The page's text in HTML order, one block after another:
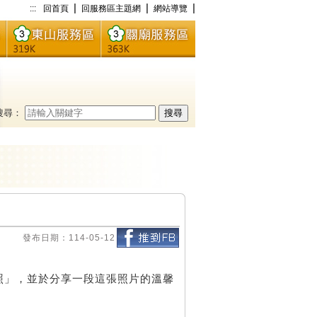
::: 回首頁 | 回服務區主題網 | 網站導覽 |
尋： 搜尋
發布日期：114-05-12
，並於分享一段這張照片的溫馨